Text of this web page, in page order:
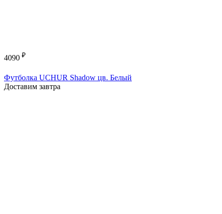
4090 ₽
Футболка UCHUR Shadow цв. Белый
Доставим завтра